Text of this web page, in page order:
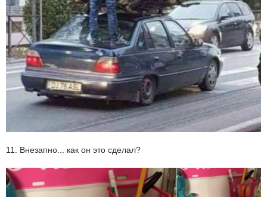
11. Внезапно... как он это сделал?